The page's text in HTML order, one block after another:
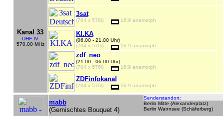
Kanal 33
UHF IV
570.00 MHz
3sat
(704 x 576i) 16:9 anamorph
KI.KA
(06.00 - 21.00 Uhr)
(704 x 576i) 16:9 anamorph
zdf_neo
(21.00 - 06.00 Uhr)
(704 x 576i) 16:9 anamorph
ZDFinfokanal
(704 x 576i) 16:9 anamorph
mabb
(Gemischtes Bouquet 4)
Senderstandort:
Berlin Mitte (Alexanderplatz)
Berlin Wannsee (Schäferberg)